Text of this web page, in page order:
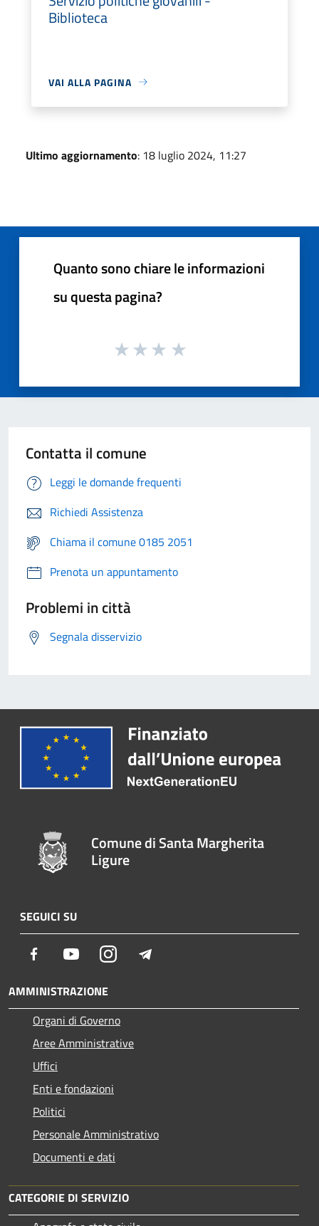
Biblioteca
VAI ALLA PAGINA
Ultimo aggiornamento: 18 luglio 2024, 11:27
Quanto sono chiare le informazioni
su questa pagina?
Contatta il comune
Leggi le domande frequenti
Richiedi Assistenza
Chiama il comune 0185 2051
Prenota un appuntamento
Problemi in città
Segnala disservizio
Comune di Santa Margherita
Ligure
SEGUICI SU
Facebook YoutubeInstagram
AMMINISTRAZIONE
Organi di Governo
Aree Amministrative
Uffici
Enti e fondazioni
Politici
Personale Amministrativo
Documenti e dati
CATEGORIE DI SERVIZIO